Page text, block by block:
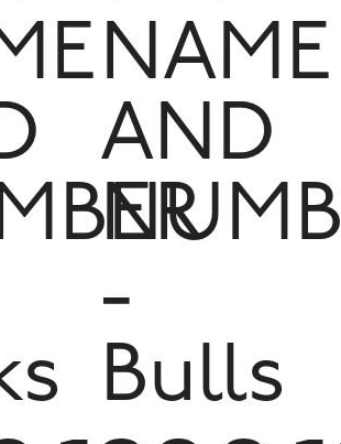
NAME
AND
-
Bulls